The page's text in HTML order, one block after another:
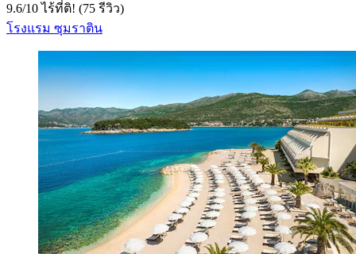
9.6/10ไร้ที่ติ! (75 รีวิว)
โรงแรม ซุมราติน